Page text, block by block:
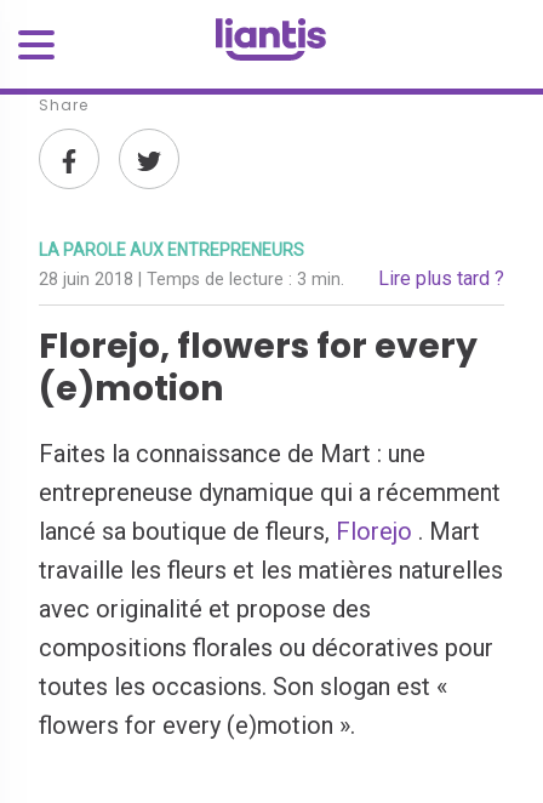
Share
LA PAROLE AUX ENTREPRENEURS
28 juin 2018 | Temps de lecture : 3 min. Lire plus tard ?
Florejo, flowers for every
(e)motion
Faites la connaissance de Mart : une
entrepreneuse dynamique qui a récemment
lancé sa boutique de fleurs, Florejo . Mart
travaille les fleurs et les matières naturelles
avec originalité et propose des
compositions florales ou décoratives pour
toutes les occasions. Son slogan est «
flowers for every (e)motion ».